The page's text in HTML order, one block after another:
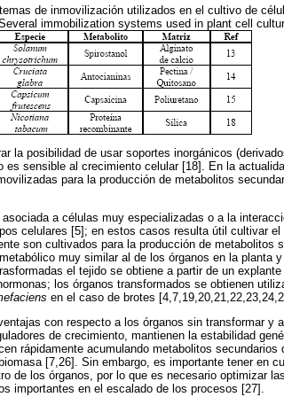
de inmovilización utilizados en el cultivo de
immobilization systems used in plant cell
la posibilidad de usar soportes inorgánicos
sensible al crecimiento celular [18]. En la
para la producción de metabolitos
a células muy especializadas o a la
celulares [5]; en estos casos resulta útil cultivar
son cultivados para la producción de metabolitos
muy similar al de los órganos en la planta
el tejido se obtiene a partir de un
los órganos transformados se obtienen
en el caso de brotes
con respecto a los órganos sin transformar y
de crecimiento, mantienen la estabilidad
rápidamente acumulando metabolitos
[7,26]. Sin embargo, es importante tener en
de los órganos, por lo que es necesario optimizar
importantes en el escalado de los procesos [27].